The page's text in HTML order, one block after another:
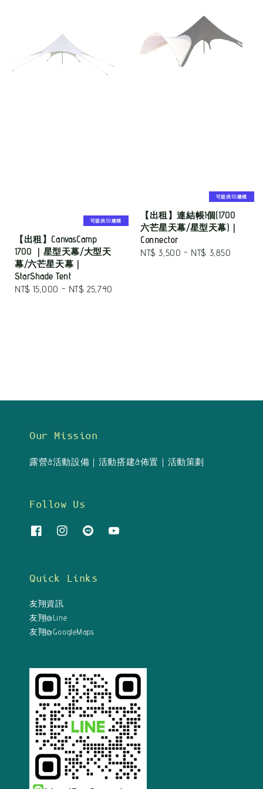
可提供3D建模
【出租】CanvasCamp
1700 ｜星型天幕/大型天
幕/六芒星天幕｜
StarShade Tent
Regular
NT$ 15,000 - NT$ 25,740
可提供3D建模
【出租】連結帳1個(1700
六芒星天幕/星型天幕)｜
Connector
Regular
NT$ 3,500 - NT$ 3,850
Our Mission
露營&活動設備｜活動搭建&佈置｜活動策劃
Follow Us
Quick Links
友翔資訊
友翔@Line
友翔@GoogleMaps